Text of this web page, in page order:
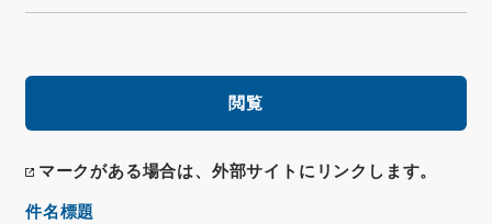
閲覧
マークがある場合は、外部サイトにリンクします。
件名標題